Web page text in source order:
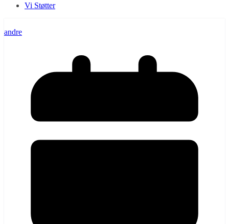
Vi Støtter
andre